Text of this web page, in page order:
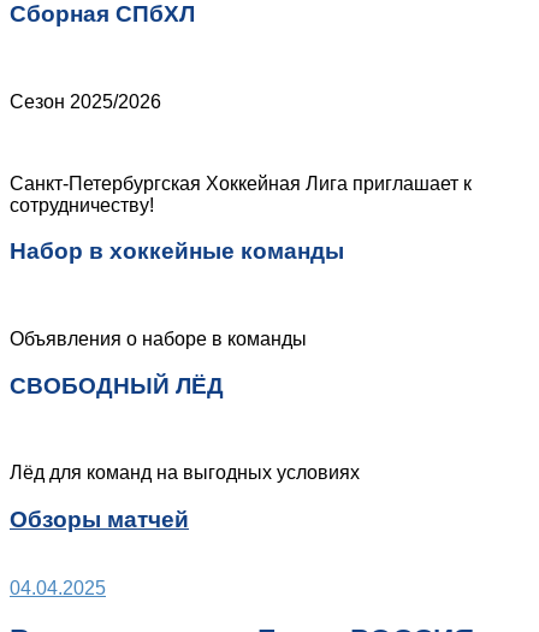
Сборная СПбХЛ
Сезон 2025/2026
Санкт-Петербургская Хоккейная Лига приглашает к
сотрудничеству!
Набор в хоккейные команды
Объявления о наборе в команды
СВОБОДНЫЙ ЛЁД
Лёд для команд на выгодных условиях
Обзоры матчей
04.04.2025